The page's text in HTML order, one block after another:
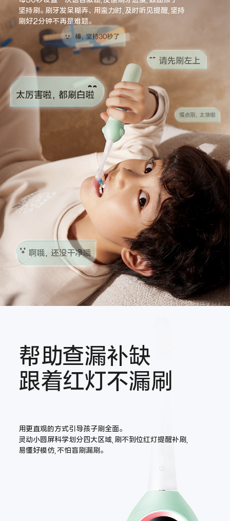
坚持刷。刷牙发呆糊弄、用蛮力时,及时听见提醒,坚持
刷好2分钟不再是难题。
帮助查漏补缺
跟着红灯不漏刷
用更直观的方式引导孩子刷全面。
灵动小圆屏科学划分四大区域,刷不到位红灯提醒补刷,
易懂好模仿,不怕盲刷漏刷。